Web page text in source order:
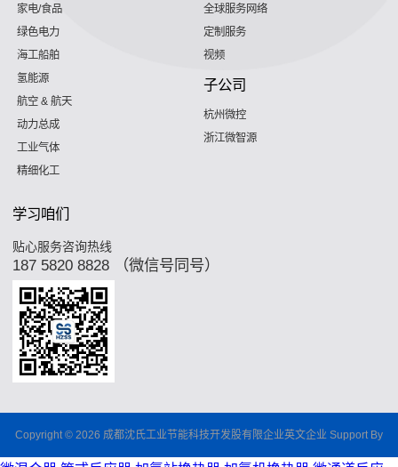
家电/食品
绿色电力
海工船舶
氢能源
航空 & 航天
动力总成
工业气体
精细化工
全球服务网络
定制服务
视频
子公司
杭州微控
浙江微智源
学习咱们
贴心服务咨询热线
187 5820 8828 （微信号同号）
Copyright © 2026 成都沈氏工业节能科技开发股有限企业英文企业 Support By